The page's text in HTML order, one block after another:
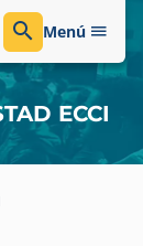
Menú
ECCI